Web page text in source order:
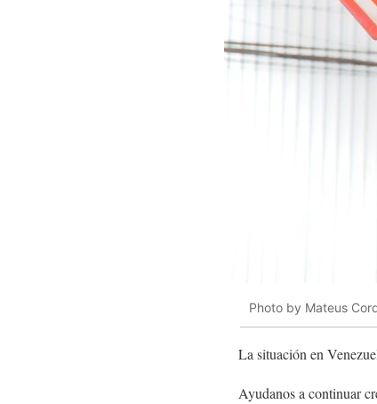
Photo by Mateus
La situación en
Ayudanos a continuar